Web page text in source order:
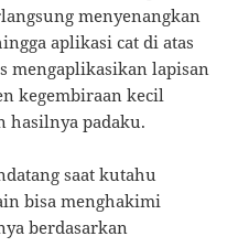
menyenangkan
aplikasi cat di atas
mengaplikasikan lapisan
kegembiraan kecil
hasilnya padaku.
saat kutahu
bisa menghakimi
berdasarkan